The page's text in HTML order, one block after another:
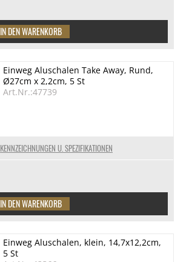
KENNZEICHNUNGEN U. SPEZIFIKATIONEN
Einweg Aluschalen Take Away, Rund,
Ø27cm x 2,2cm, 5 St
Art.Nr.:47739
Einweg Aluschalen, klein, 14,7x12,2cm,
5 St